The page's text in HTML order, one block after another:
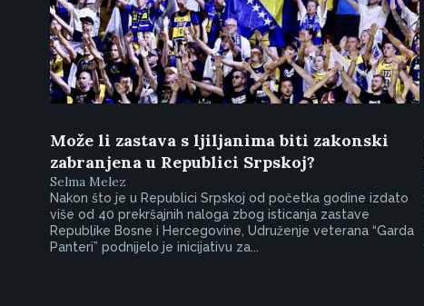
Može li zastava s ljiljanima biti zakonski
zabranjena u Republici Srpskoj?
Selma Melez
Nakon što je u Republici Srpskoj od početka godine izdato
više od 40 prekršajnih naloga zbog isticanja zastave
Republike Bosne i Hercegovine, Udruženje veterana “Garda
Panteri” podnijelo je inicijativu za...